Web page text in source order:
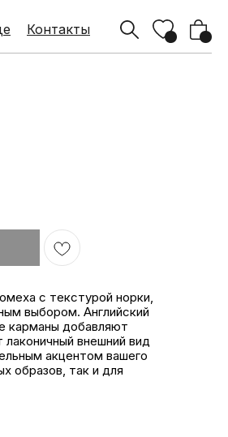
Контакты
Контакты
с текстурой норки,
выбором. Английский
карманы добавляют
внешний вид
акцентом вашего
образов, так и для